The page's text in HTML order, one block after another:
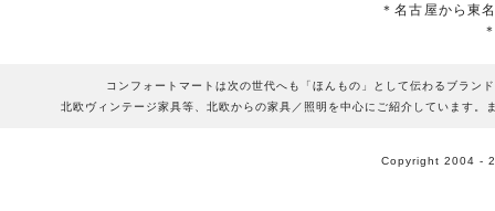
＊名古屋から東
コンフォートマートは次の世代へも「ほんもの」として伝わるブラン
北欧ヴィンテージ家具等、北欧からの家具／照明を中心にご紹介しています
Copyright 2004 -